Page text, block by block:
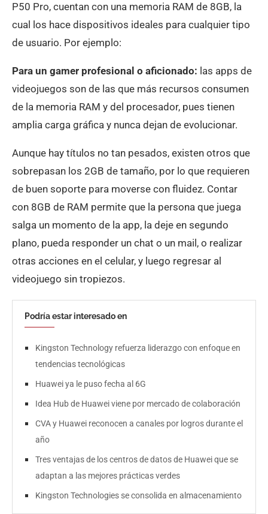
P50 Pro, cuentan con una memoria RAM de 8GB, la
cual los hace dispositivos ideales para cualquier tipo
de usuario. Por ejemplo:
Para un gamer profesional o aficionado: las apps de
videojuegos son de las que más recursos consumen
de la memoria RAM y del procesador, pues tienen
amplia carga gráfica y nunca dejan de evolucionar.
Aunque hay títulos no tan pesados, existen otros que
sobrepasan los 2GB de tamaño, por lo que requieren
de buen soporte para moverse con fluidez. Contar
con 8GB de RAM permite que la persona que juega
salga un momento de la app, la deje en segundo
plano, pueda responder un chat o un mail, o realizar
otras acciones en el celular, y luego regresar al
videojuego sin tropiezos.
Podría estar interesado en
Kingston Technology refuerza liderazgo con enfoque en
tendencias tecnológicas
Huawei ya le puso fecha al 6G
Idea Hub de Huawei viene por mercado de colaboración
CVA y Huawei reconocen a canales por logros durante el
año
Tres ventajas de los centros de datos de Huawei que se
adaptan a las mejores prácticas verdes
Kingston Technologies se consolida en almacenamiento